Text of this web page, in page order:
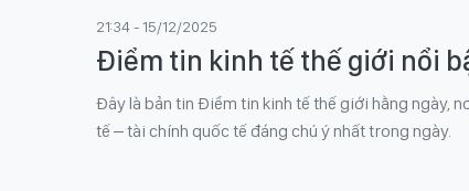
21:34 - 15/12/2025
Điểm tin kinh tế thế giới nổi
Đây là bản tin Điểm tin kinh tế thế giới hằng ngày,
tế – tài chính quốc tế đáng chú ý nhất trong ngày.